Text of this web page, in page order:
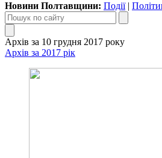
Новини Полтавщини: Події|
Архів за 10 грудня 2017 року
Архів за 2017 рік